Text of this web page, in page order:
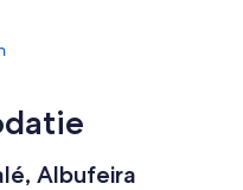
Albufeira